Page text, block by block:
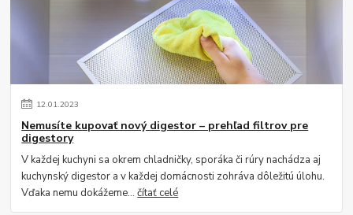
12.01.2023
Nemusíte kupovať nový digestor – prehľad filtrov pre
digestory
V každej kuchyni sa okrem chladničky, sporáka či rúry nachádza aj
kuchynský digestor a v každej domácnosti zohráva dôležitú úlohu.
Vďaka nemu dokážeme...čítať celé